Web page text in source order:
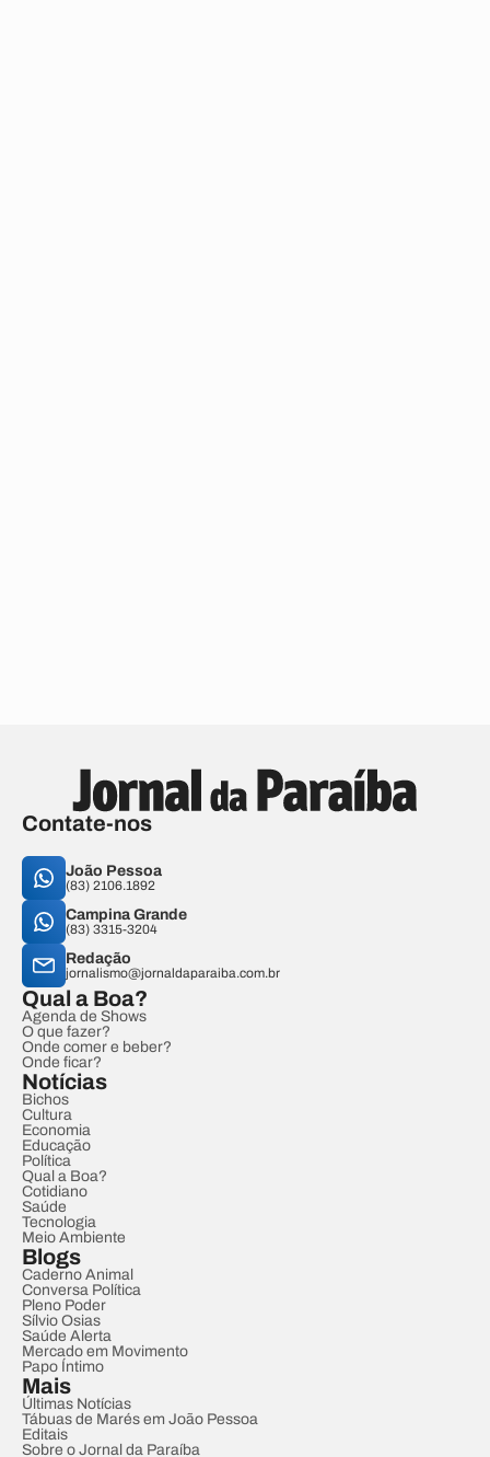
Contate-nos
João Pessoa
(83) 2106.1892
Campina Grande
(83) 3315-3204
Redação
jornalismo@jornaldaparaiba.com.br
Qual a Boa?
Agenda de Shows
O que fazer?
Onde comer e beber?
Onde ficar?
Notícias
Bichos
Cultura
Economia
Educação
Política
Qual a Boa?
Cotidiano
Saúde
Tecnologia
Meio Ambiente
Blogs
Caderno Animal
Conversa Política
Pleno Poder
Sílvio Osias
Saúde Alerta
Mercado em Movimento
Papo Íntimo
Mais
Últimas Notícias
Tábuas de Marés em João Pessoa
Editais
Sobre o Jornal da Paraíba